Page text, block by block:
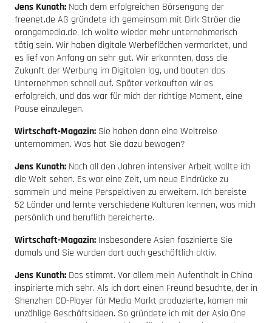
Jens Kunath: Nach dem erfolgreichen Börsengang der
freenet.de AG gründete ich gemeinsam mit Dirk Ströer die
orangemedia.de. Ich wollte wieder mehr unternehmerisch
tätig sein. Wir haben digitale Werbeflächen vermarktet, und
es lief von Anfang an sehr gut. Wir erkannten, dass die
Zukunft der Werbung im Digitalen lag, und bauten das
Unternehmen schnell auf. Später verkauften wir es
erfolgreich, und das war für mich der richtige Moment, eine
Pause einzulegen.
Wirtschaft-Magazin: Sie haben dann eine Weltreise
unternommen. Was hat Sie dazu bewogen?
Jens Kunath: Nach all den Jahren intensiver Arbeit wollte ich
die Welt sehen. Es war eine Zeit, um neue Eindrücke zu
sammeln und meine Perspektiven zu erweitern. Ich bereiste
52 Länder und lernte verschiedene Kulturen kennen, was mich
persönlich und beruflich bereicherte.
Wirtschaft-Magazin: Insbesondere Asien faszinierte Sie
damals und Sie wurden dort auch geschäftlich aktiv.
Jens Kunath: Das stimmt. Vor allem mein Aufenthalt in China
inspirierte mich sehr. Als ich dort einen Freund besuchte, der in
Shenzhen CD-Player für Media Markt produzierte, kamen mir
unzählige Geschäftsideen. So gründete ich mit der Asia One